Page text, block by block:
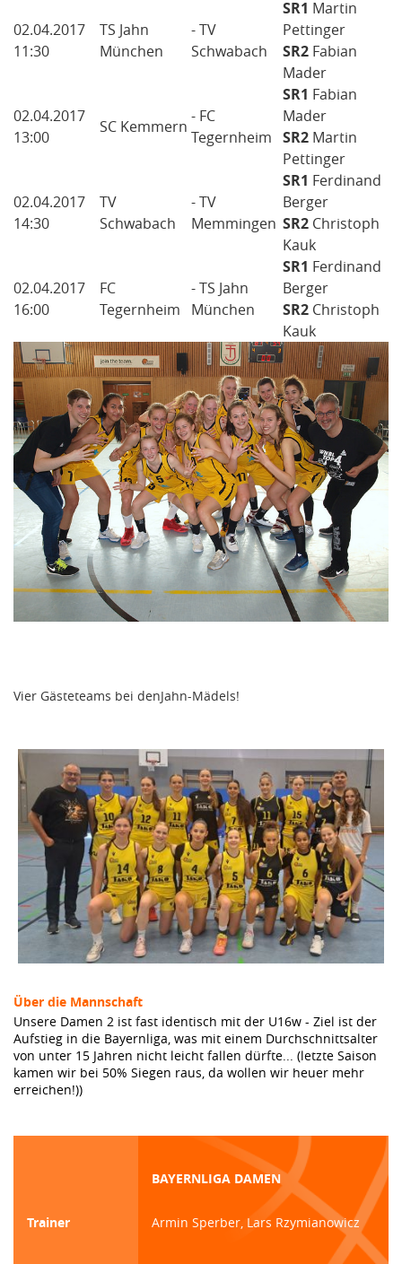
02.04.2017
11:30
TS Jahn
München
- TV
Schwabach
SR1 Martin
Pettinger
SR2 Fabian
Mader
02.04.2017
13:00
SC Kemmern
- FC
Tegernheim
SR1 Fabian
Mader
SR2 Martin
Pettinger
02.04.2017
14:30
TV
Schwabach
- TV
Memmingen
SR1 Ferdinand
Berger
SR2 Christoph
Kauk
02.04.2017
16:00
FC
Tegernheim
- TS Jahn
München
SR1 Ferdinand
Berger
SR2 Christoph
Kauk
Vier Gästeteams bei denJahn-Mädels!
Über die Mannschaft
Unsere Damen 2 ist fast identisch mit der U16w - Ziel ist der
Aufstieg in die Bayernliga, was mit einem Durchschnittsalter
von unter 15 Jahren nicht leicht fallen dürfte... (letzte Saison
kamen wir bei 50% Siegen raus, da wollen wir heuer mehr
erreichen!))
BAYERNLIGA DAMEN
Trainer Armin Sperber, Lars Rzymianowicz